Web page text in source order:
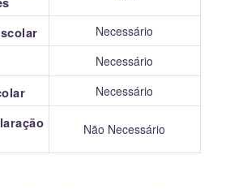
Necessário
Necessário
Necessário
Não Necessário